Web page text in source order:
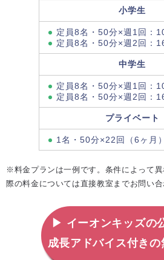
小学生
定員8名・50分×週1回：
定員8名・50分×週2回：
中学生
定員8名・50分×週1回：
定員8名・50分×週2回：
プライベート
1名・50分×22回（6ヶ月
※料金プランは一例です。条件によって
際の料金については直接教室までお問い合
▶ イーオンキッズの
成長アドバイス付きの